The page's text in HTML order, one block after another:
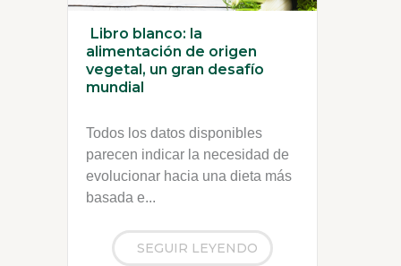
Libro blanco: la
alimentación de origen
vegetal, un gran desafío
mundial
Todos los datos disponibles
parecen indicar la necesidad de
evolucionar hacia una dieta más
basada e...
SEGUIR LEYENDO